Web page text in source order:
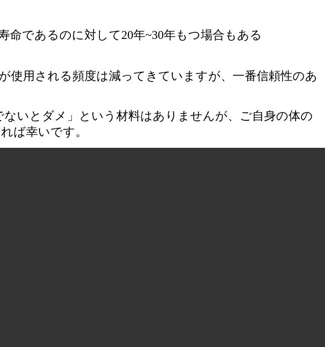
命であるのに対して20年~30年もつ場合もある
使用される頻度は減ってきていますが、一番信頼性のあ
いとダメ」という材料はありませんが、ご自身の体の
ば幸いです。